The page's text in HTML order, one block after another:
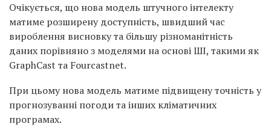
Очікується, що нова модель штучного інтелекту
матиме розширену доступність, швидший час
вироблення висновку та більшу різноманітність
даних порівняно з моделями на основі ШІ, такими як
GraphCast та Fourcastnet.
При цьому нова модель матиме підвищену точність у
прогнозуванні погоди та інших кліматичних
програмах.